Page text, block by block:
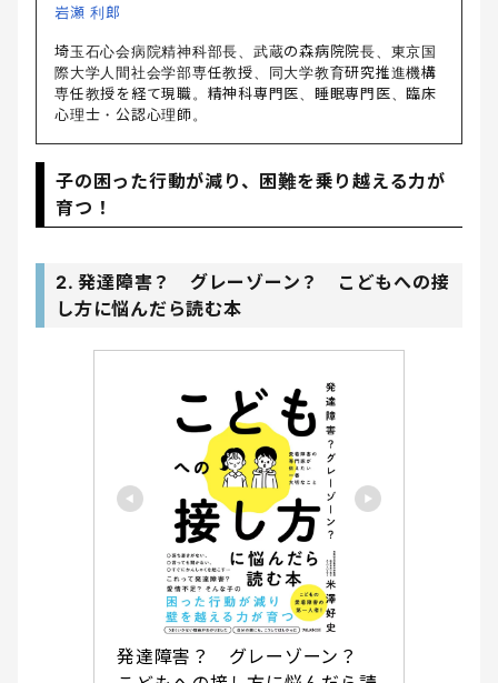
岩瀬 利郎
埼玉石心会病院精神科部長、武蔵の森病院院長、東京国
際大学人間社会学部専任教授、同大学教育研究推進機構
専任教授を経て現職。精神科専門医、睡眠専門医、臨床
心理士・公認心理師。
子の困った行動が減り、困難を乗り越える力が
育つ！
2. 発達障害？ グレーゾーン？ こどもへの接
し方に悩んだら読む本
発達障害？　グレーゾーン？